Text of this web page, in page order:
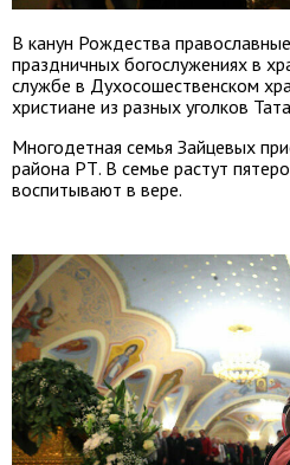
В канун Рождества
праздничных богослужениях в
службе в Духосошественском
христиане из разных уголков
Многодетная семья Зайцевых
района РТ. В семье растут
воспитывают в вере.